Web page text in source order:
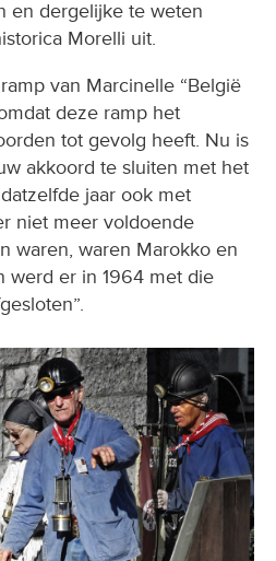
en dergelijke te weten
Morelli uit.
van Marcinelle “België
deze ramp het
tot gevolg heeft. Nu is
akkoord te sluiten met het
jaar ook met
niet meer voldoende
waren, waren Marokko en
werd er in 1964 met die